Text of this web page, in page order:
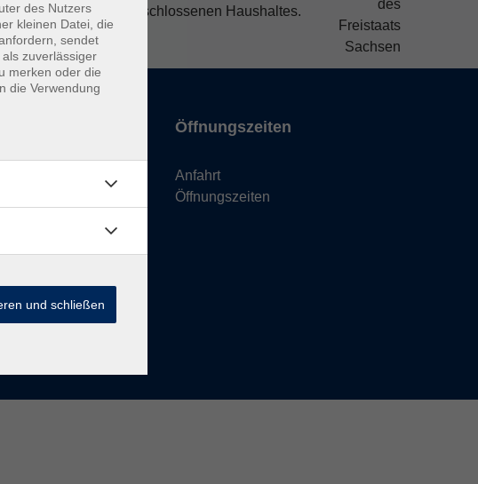
Landtags beschlossenen Haushaltes.
Öffnungszeiten
Anfahrt
Öffnungszeiten
des Nutzers
kleinen Datei, die
sendet
zuverlässiger
merken oder die
die Verwendung
und schließen